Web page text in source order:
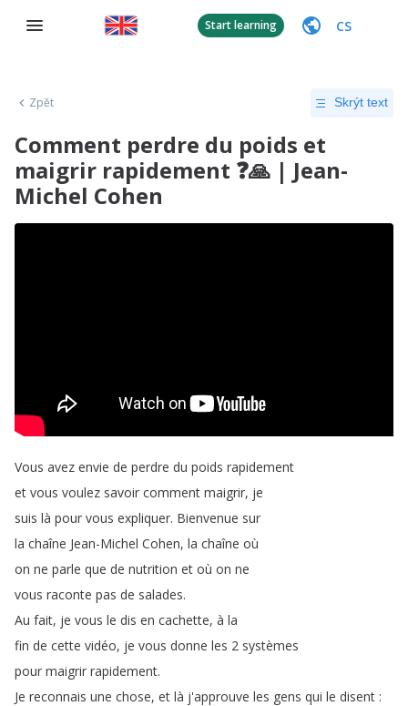
Start learning CS
Zpět Skrýt text
Comment perdre du poids et
maigrir rapidement ❓🙏 | Jean-
Michel Cohen
Vous avez envie de perdre du poids rapidement
et vous voulez savoir comment maigrir, je
suis là pour vous expliquer. Bienvenue sur
la chaîne Jean-Michel Cohen, la chaîne où
on ne parle que de nutrition et où on ne
vous raconte pas de salades.
Au fait, je vous le dis en cachette, à la
fin de cette vidéo, je vous donne les 2 systèmes
pour maigrir rapidement.
Je reconnais une chose, et là j'approuve les gens qui le disent :